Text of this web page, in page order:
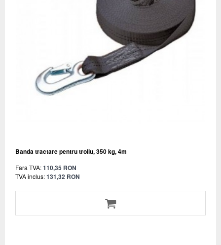
Banda tractare pentru troliu, 350 kg, 4m
Fara TVA:110,35 RON
TVA inclus:131,32 RON